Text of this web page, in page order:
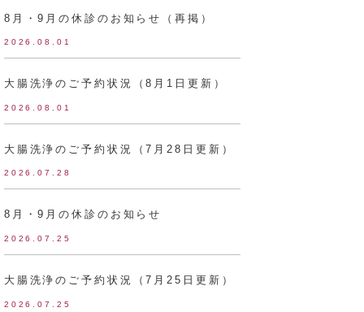
8月・9月の休診のお知らせ（再掲）
2026.08.01
大腸洗浄のご予約状況（8月1日更新）
2026.08.01
大腸洗浄のご予約状況（7月28日更新）
2026.07.28
8月・9月の休診のお知らせ
2026.07.25
大腸洗浄のご予約状況（7月25日更新）
2026.07.25